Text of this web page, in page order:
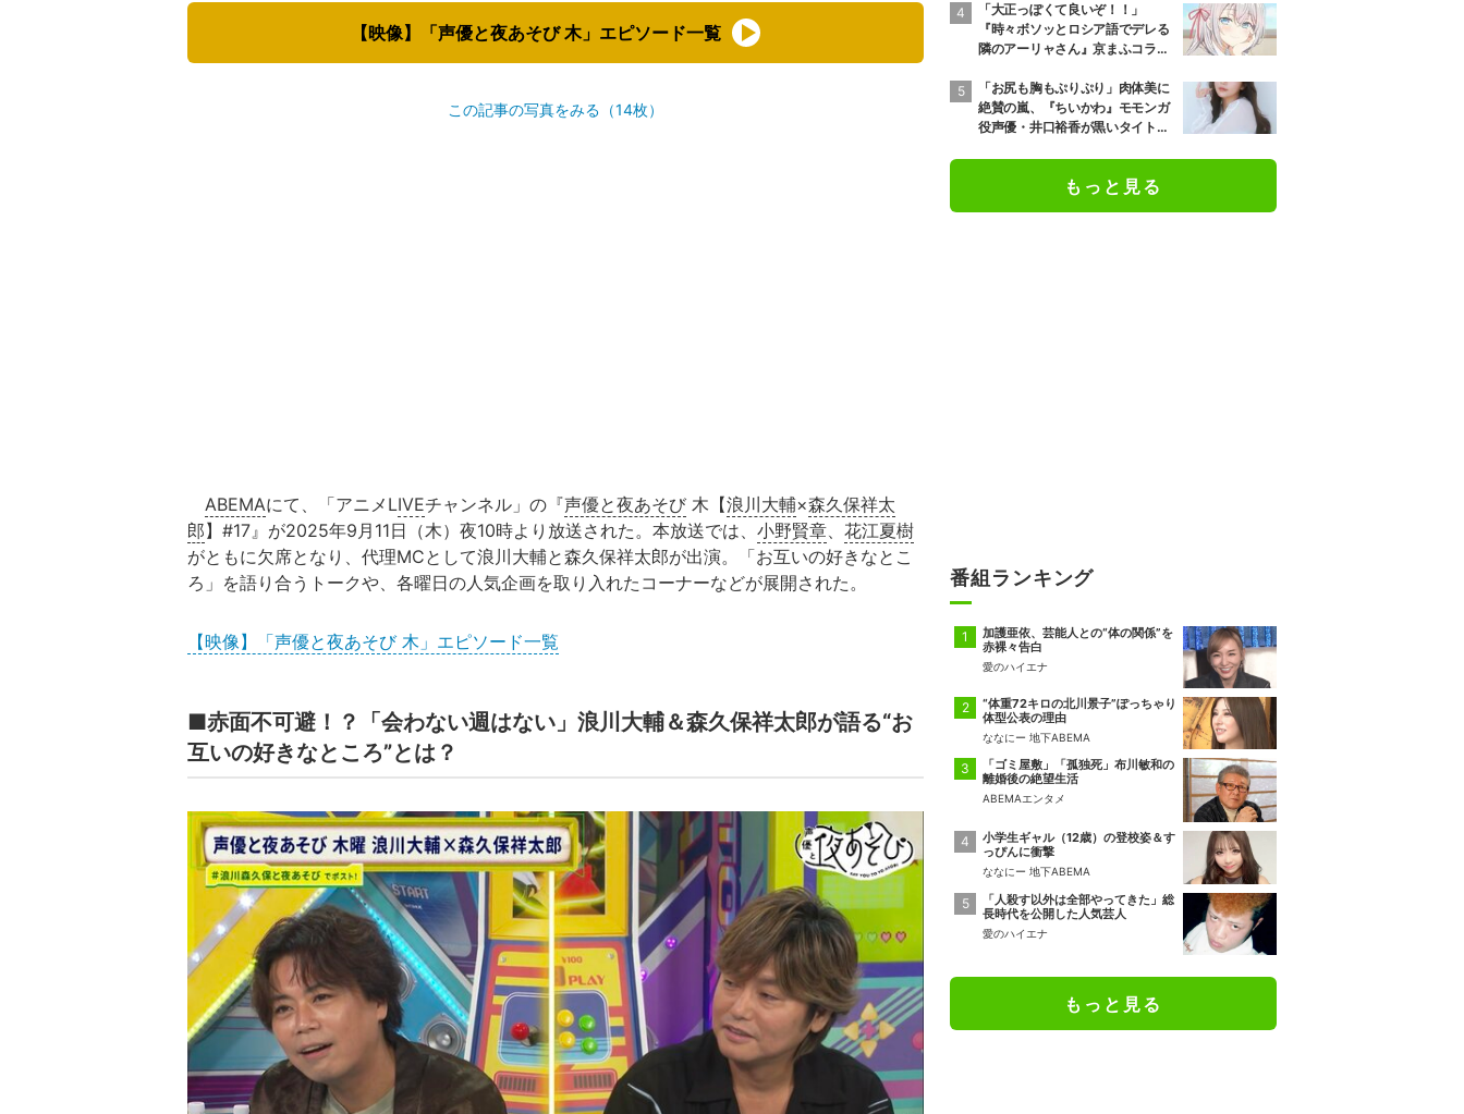
【映像】「声優と夜あそび 木」エピソード一覧
この記事の写真をみる（14枚）
ABEMAにて、「アニメLIVEチャンネル」の『声優と夜あそび 木【浪川大輔×森久保祥太
郎】#17』が2025年9月11日（木）夜10時より放送された。本放送では、 小野賢章、 花江夏樹
がともに欠席となり、代理MCとして浪川大輔と森久保祥太郎が出演。「お互いの好きなとこ
ろ」を語り合うトークや、各曜日の人気企画を取り入れたコーナーなどが展開された。
【映像】「声優と夜あそび 木」エピソード一覧
■赤面不可避！？「会わない週はない」浪川大輔＆森久保祥太郎が語る“お
互いの好きなところ”とは？
「大正っぽくて良いぞ！！」
『時々ボソッとロシア語でデレる
隣のアーリャさん』京まふコラボ
「お尻も胸もぷりぷり」肉体美に
絶賛の嵐、『ちいかわ』モモンガ
役声優・井口裕香が黒いタイトウ
もっと見る
番組ランキング
加護亜依、芸能人との“体の関係”を
赤裸々告白
愛のハイエナ
“体重72キロの北川景子”ぽっちゃり
体型公表の理由
ななにー 地下ABEMA
「ゴミ屋敷」「孤独死」布川敏和の
離婚後の絶望生活
ABEMAエンタメ
小学生ギャル（12歳）の登校姿＆す
っぴんに衝撃
ななにー 地下ABEMA
「人殺す以外は全部やってきた」総
長時代を公開した人気芸人
愛のハイエナ
もっと見る